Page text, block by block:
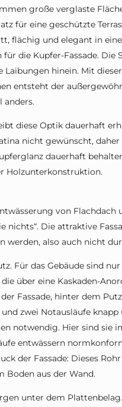
große verglaste
für eine geschützte
flächig und elegant in
die Kupfer-Fassade. Die
Laibungen hinein. Mit
entsteht der
anders.
diese Optik dauerhaft
nicht gewünscht, daher
dauerhaft
Holzunterkonstruktion.
von Flachdach
nichts“. Die attraktive
also auch nicht
Für das Gebäude sind nur
über eine Kaskaden-
Fassade, hinter dem
zwei Notausläufe knapp
notwendig. Hier sind sie
entwässern
der Fassade: Dieses
Boden aus der Wand.
unter dem